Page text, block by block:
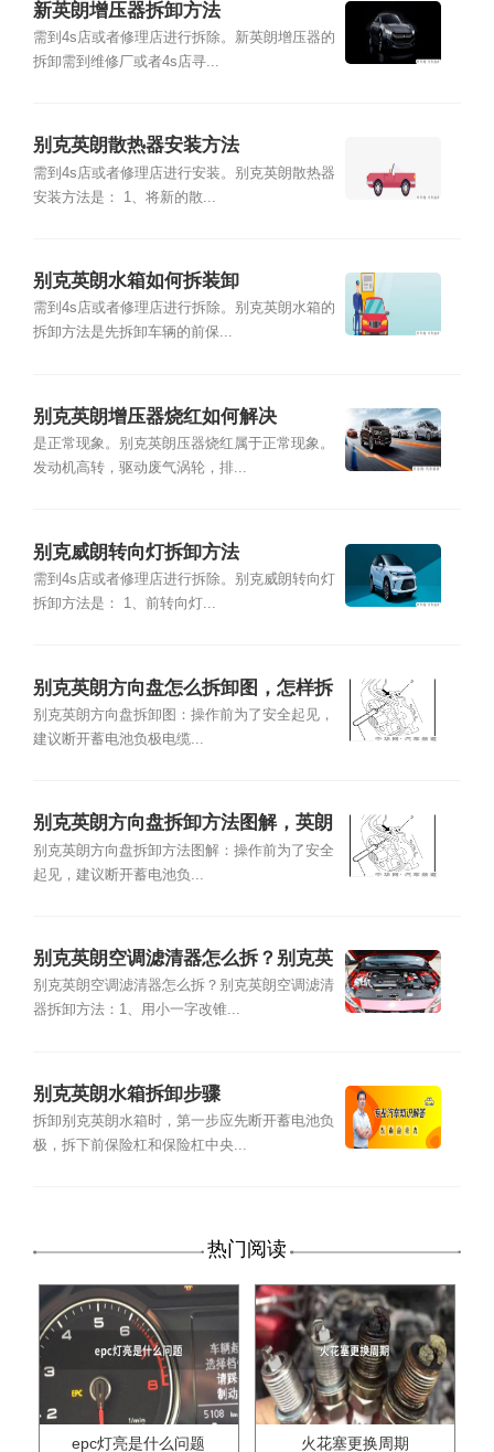
新英朗增压器拆卸方法
需到4s店或者修理店进行拆除。新英朗增压器的
拆卸需到维修厂或者4s店寻...
别克英朗散热器安装方法
需到4s店或者修理店进行安装。别克英朗散热器
安装方法是： 1、将新的散...
别克英朗水箱如何拆装卸
需到4s店或者修理店进行拆除。别克英朗水箱的
拆卸方法是先拆卸车辆的前保...
别克英朗增压器烧红如何解决
是正常现象。别克英朗压器烧红属于正常现象。
发动机高转，驱动废气涡轮，排...
别克威朗转向灯拆卸方法
需到4s店或者修理店进行拆除。别克威朗转向灯
拆卸方法是： 1、前转向灯...
别克英朗方向盘怎么拆卸图，怎样拆
卸英朗方向盘
别克英朗方向盘拆卸图：操作前为了安全起见，
建议断开蓄电池负极电缆...
别克英朗方向盘拆卸方法图解，英朗
方向盘拆装图
别克英朗方向盘拆卸方法图解：操作前为了安全
起见，建议断开蓄电池负...
别克英朗空调滤清器怎么拆？别克英
朗空调滤清器拆卸方法
别克英朗空调滤清器怎么拆？别克英朗空调滤清
器拆卸方法：1、用小一字改锥...
别克英朗水箱拆卸步骤
拆卸别克英朗水箱时，第一步应先断开蓄电池负
极，拆下前保险杠和保险杠中央...
热门阅读
epc灯亮是什么问题 火花塞更换周期